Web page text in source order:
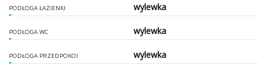
PODŁOGA ŁAZIENKI wylewka
PODŁOGA WC wylewka
PODŁOGA PRZEDPOKOI wylewka